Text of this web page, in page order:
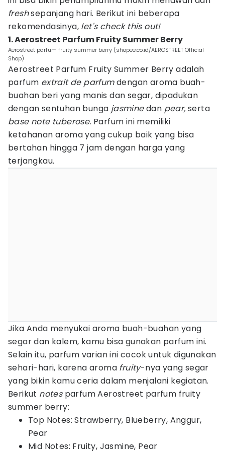
freshsepanjang hari. Berikut ini beberapa
rekomendasinya, let's check this out!
1. Aerostreet Parfum Fruity Summer Berry
Aerostreet parfum fruity summer berry (shopee.co.id/AEROSTREET Official
Shop)
Aerostreet Parfum Fruity Summer Berry adalah
parfum extrait de parfumdengan aroma buah-
buahan beri yang manis dan segar, dipadukan
dengan sentuhan bunga jasminedan pear, serta
base note tuberose. Parfum ini memiliki
ketahanan aroma yang cukup baik yang bisa
bertahan hingga 7 jam dengan harga yang
terjangkau.
Jika Anda menyukai aroma buah-buahan yang
segar dan kalem, kamu bisa gunakan parfum ini.
Selain itu, parfum varian ini cocok untuk digunakan
sehari-hari, karena aroma fruity-nya yang segar
yang bikin kamu ceria dalam menjalani kegiatan.
Berikut notesparfum Aerostreet parfum fruity
summer berry:
Top Notes: Strawberry, Blueberry, Anggur,
Pear
Mid Notes: Fruity, Jasmine, Pear